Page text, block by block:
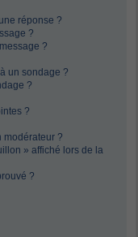
réponse ?
?
?
un sondage ?
?
?
modérateur ?
» affiché lors de la
?